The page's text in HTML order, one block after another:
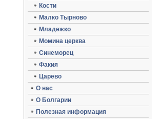
Кости
Малко Тырново
Младежко
Момина церква
Синеморец
Факия
Царево
O нас
О Болгарии
Полезная информация